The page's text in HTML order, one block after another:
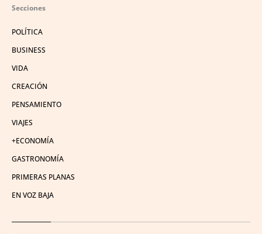
Secciones
POLÍTICA
BUSINESS
VIDA
CREACIÓN
PENSAMIENTO
VIAJES
+ECONOMÍA
GASTRONOMÍA
PRIMERAS PLANAS
EN VOZ BAJA